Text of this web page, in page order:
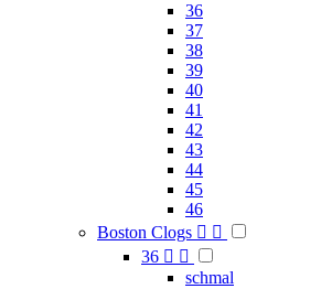
36
37
38
39
40
41
42
43
44
45
46
Boston Clogs  
36  
schmal